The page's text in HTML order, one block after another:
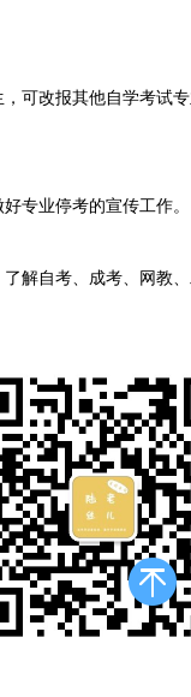
改报其他自学考试专
业停考的宣传工作。
自考、成考、网教、